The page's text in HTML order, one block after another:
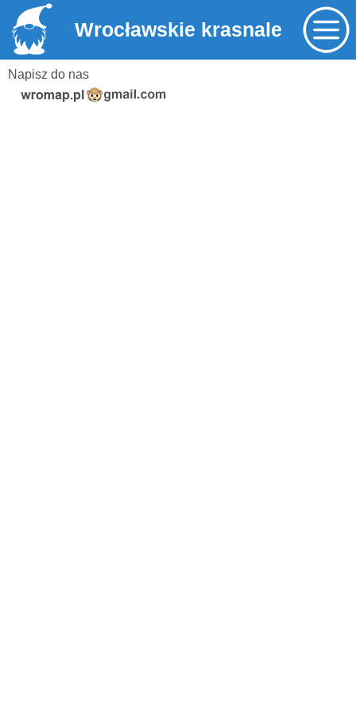
Wrocławskie krasnale
Napisz do nas